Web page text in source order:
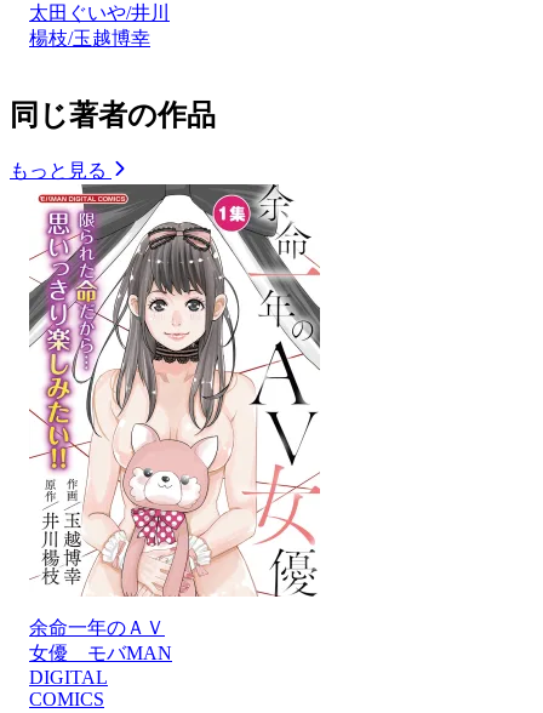
太田ぐいや/井川
楊枝/玉越博幸
同じ著者の作品
もっと見る
余命一年のＡＶ
女優 モバMAN
DIGITAL
COMICS